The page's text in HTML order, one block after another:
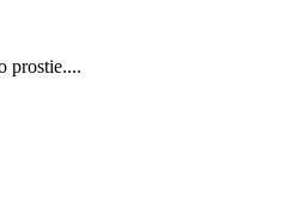
prostie....